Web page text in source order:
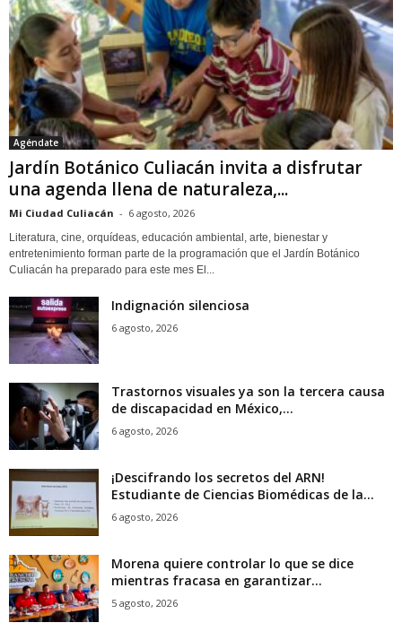
Agéndate
Jardín Botánico Culiacán invita a disfrutar
una agenda llena de naturaleza,...
Mi Ciudad Culiacán - 6 agosto, 2026
Literatura, cine, orquídeas, educación ambiental, arte, bienestar y
entretenimiento forman parte de la programación que el Jardín Botánico
Culiacán ha preparado para este mes El...
Indignación silenciosa
6 agosto, 2026
Trastornos visuales ya son la tercera causa
de discapacidad en México,...
6 agosto, 2026
¡Descifrando los secretos del ARN!
Estudiante de Ciencias Biomédicas de la...
6 agosto, 2026
Morena quiere controlar lo que se dice
mientras fracasa en garantizar...
5 agosto, 2026